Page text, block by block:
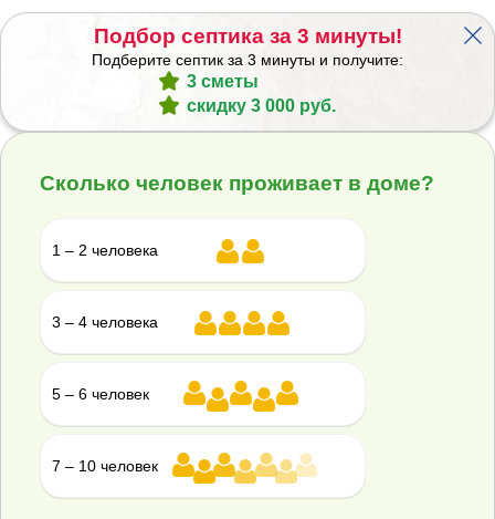
В наличии
Проживание: 500 человек
Отвод стоков:
энергонезависимый
по запросу
Купить
Получить скидку Смета на монтаж
Подбор септика за 3 минуты!
Подберите септик за 3 минуты и получите:
3 сметы
скидку 3 000 руб.
Сколько человек проживает в доме?
1 – 2 человека
3 – 4 человека
5 – 6 человек
7 – 10 человек